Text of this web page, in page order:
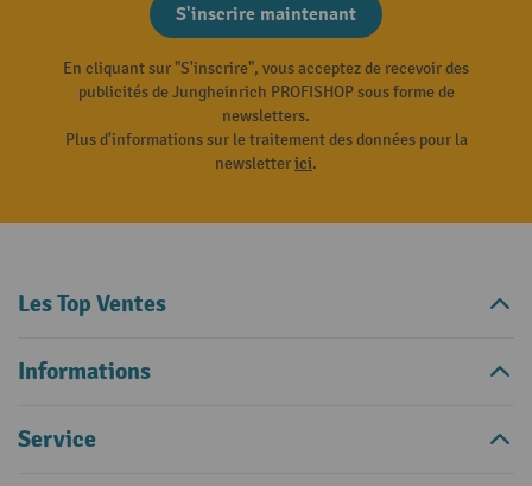
S'inscrire maintenant
En cliquant sur "S'inscrire", vous acceptez de recevoir des
publicités de Jungheinrich PROFISHOP sous forme de
newsletters.
Plus d'informations sur le traitement des données pour la
newsletterici.
Les Top Ventes
Informations
Service